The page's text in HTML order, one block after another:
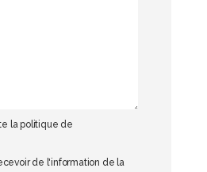
la politique de
de l'information de la